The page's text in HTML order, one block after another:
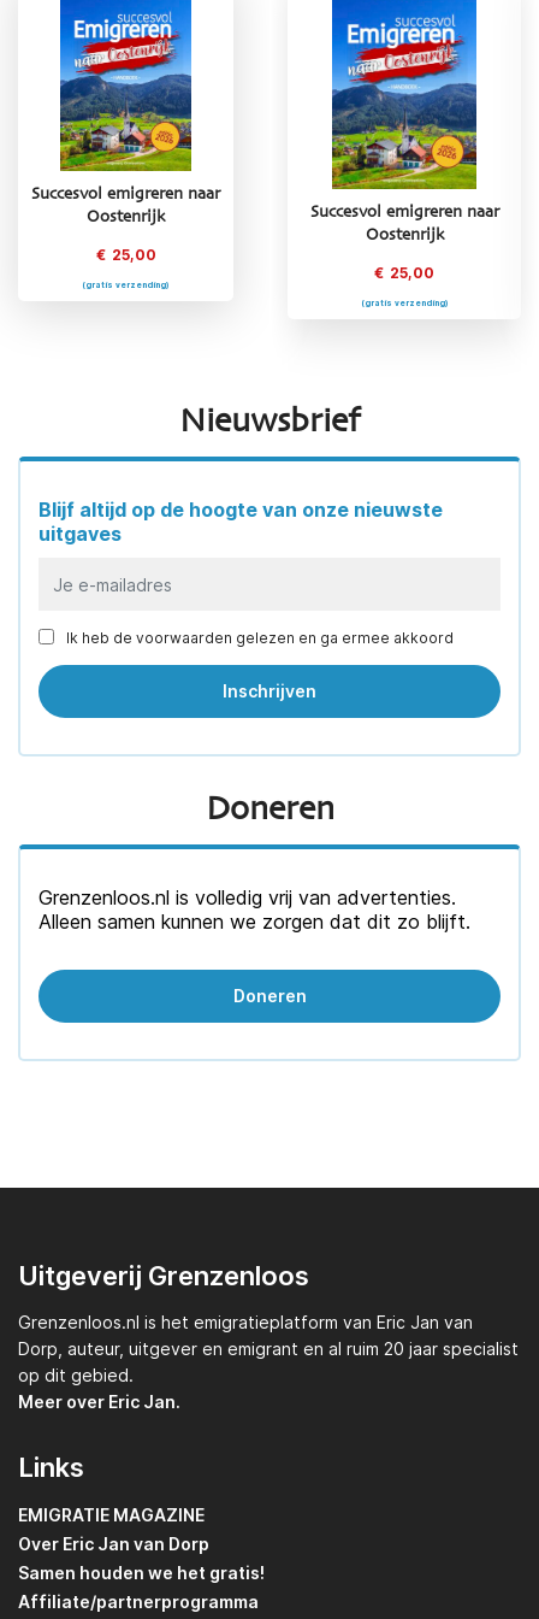
Succesvol emigreren naar
Oostenrijk
€ 25,00
(gratis verzending)
Succesvol emigreren naar
(gratis verzending)
Succesvol emigreren naar
Oostenrijk
€ 25,00
(gratis verzending)
Nieuwsbrief
Blijf altijd op de hoogte van onze nieuwste
uitgaves
Ik heb de voorwaarden gelezen en ga ermee akkoord
Doneren
Grenzenloos.nl is volledig vrij van advertenties.
Alleen samen kunnen we zorgen dat dit zo blijft.
Doneren
Uitgeverij Grenzenloos
Grenzenloos.nl is het emigratieplatform van Eric Jan van
Dorp, auteur, uitgever en emigrant en al ruim 20 jaar specialist
op dit gebied.
Meer over Eric Jan.
Links
EMIGRATIE MAGAZINE
Over Eric Jan van Dorp
Samen houden we het gratis!
Affiliate/partnerprogramma